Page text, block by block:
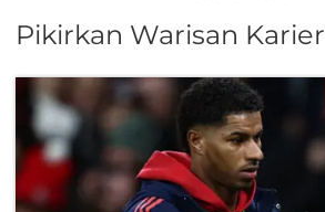
Pikirkan Warisan Karier